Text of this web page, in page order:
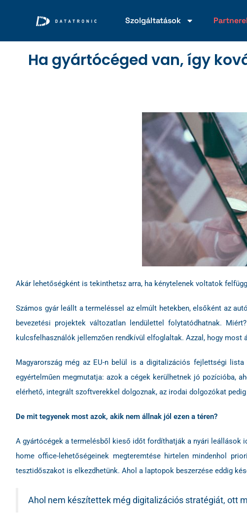
Szolgáltatások
Ha gyártócéged van, így
Akár lehetőségként is tekinthetsz arra, ha kénytelenek voltatok
Számos gyár leállt a termeléssel az elmúlt hetekben, elsőként az
bevezetési projektek változatlan lendülettel folytatódhatnak.
kulcsfelhasználók jellemzően rendkívül elfoglaltak. Azzal, hogy
Magyarország még az EU-n belül is a digitalizációs fejlettségi
egyértelműen megmutatja: azok a cégek kerülhetnek jó pozícióba,
elérhető, integrált szoftverekkel dolgoznak, az irodai dolgozókat
De mit tegyenek most azok, akik nem állnak jól ezen a téren?
A gyártócégek a termelésből kieső időt fordíthatják a nyári leállások
home office-lehetőségeinek megteremtése hirtelen mindenhol
tesztidőszakot is elkezdhetünk. Ahol a laptopok beszerzése eddig
Ahol nem készítettek még digitalizációs stratégiát, ott